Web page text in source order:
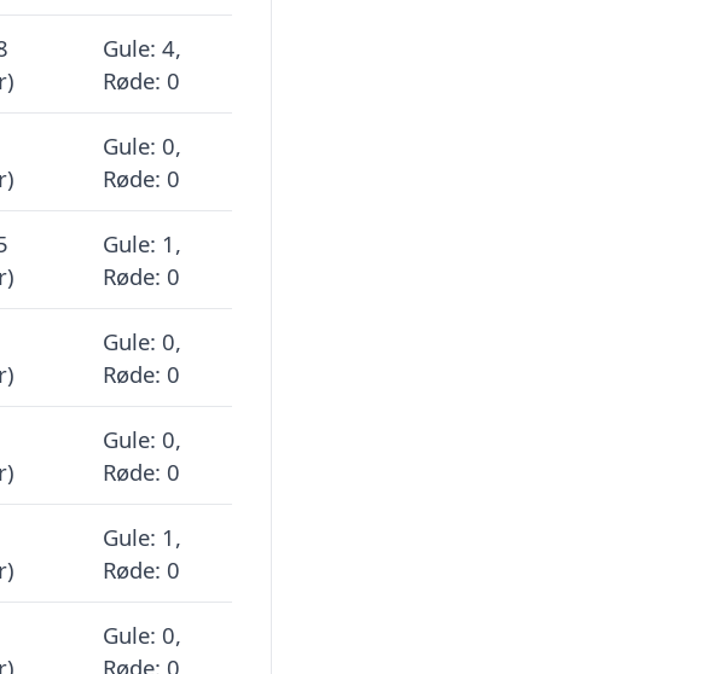
Gule: 4,
Røde: 0
Gule: 0,
Røde: 0
Gule: 1,
Røde: 0
Gule: 0,
Røde: 0
Gule: 0,
Røde: 0
Gule: 1,
Røde: 0
Gule: 0,
Røde: 0